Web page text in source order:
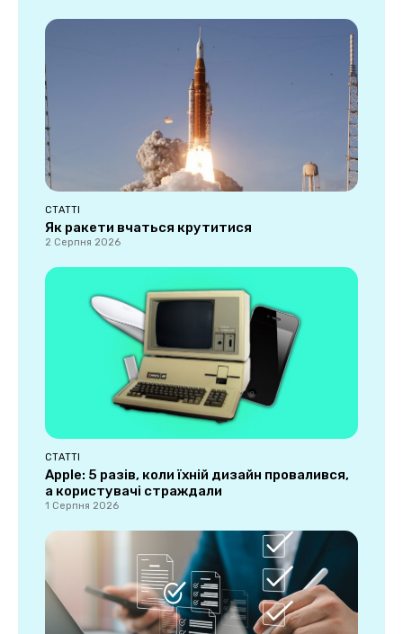
СТАТТІ
Як ракети вчаться крутитися
2 Серпня 2026
СТАТТІ
Apple: 5 разів, коли їхній дизайн провалився,
а користувачі страждали
1 Серпня 2026